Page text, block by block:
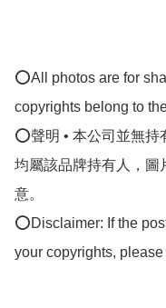
⭕All photos are for
copyrights belong to
⭕聲明 • 本公司並無
均屬該品牌持有人，圖
意。
⭕Disclaimer: If the
your copyrights,